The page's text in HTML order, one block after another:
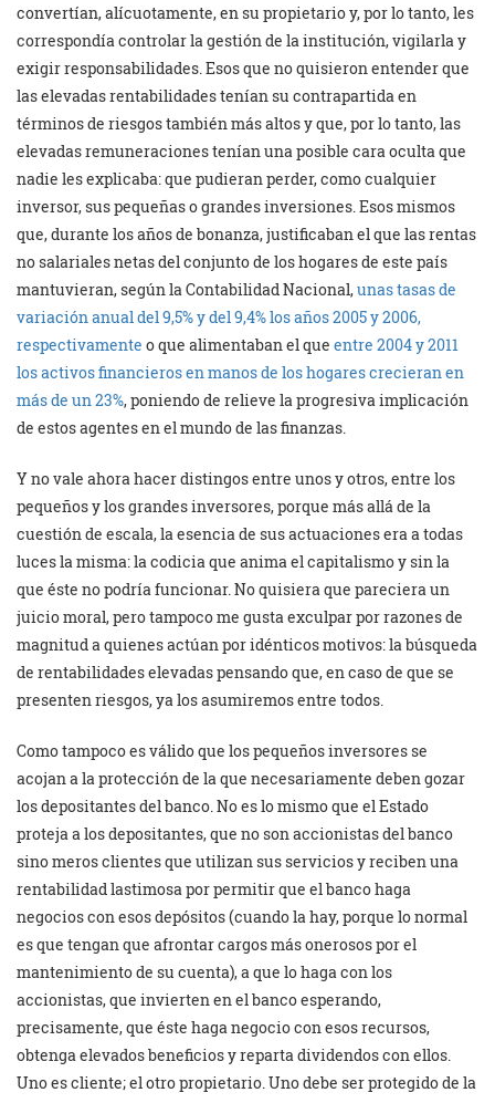
convertían, alícuotamente, en su propietario y, por lo tanto, les
correspondía controlar la gestión de la institución, vigilarla y
exigir responsabilidades. Esos que no quisieron entender que
las elevadas rentabilidades tenían su contrapartida en
términos de riesgos también más altos y que, por lo tanto, las
elevadas remuneraciones tenían una posible cara oculta que
nadie les explicaba: que pudieran perder, como cualquier
inversor, sus pequeñas o grandes inversiones. Esos mismos
que, durante los años de bonanza, justificaban el que las rentas
no salariales netas del conjunto de los hogares de este país
mantuvieran, según la Contabilidad Nacional,unas tasas de
variación anual del 9,5% y del 9,4% los años 2005 y 2006,
respectivamente o que alimentaban el que entre 2004 y 2011
los activos financieros en manos de los hogares crecieran en
más de un 23%, poniendo de relieve la progresiva implicación
de estos agentes en el mundo de las finanzas.
Y no vale ahora hacer distingos entre unos y otros, entre los
pequeños y los grandes inversores, porque más allá de la
cuestión de escala, la esencia de sus actuaciones era a todas
luces la misma: la codicia que anima el capitalismo y sin la
que éste no podría funcionar. No quisiera que pareciera un
juicio moral, pero tampoco me gusta exculpar por razones de
magnitud a quienes actúan por idénticos motivos: la búsqueda
de rentabilidades elevadas pensando que, en caso de que se
presenten riesgos, ya los asumiremos entre todos.
Como tampoco es válido que los pequeños inversores se
acojan a la protección de la que necesariamente deben gozar
los depositantes del banco. No es lo mismo que el Estado
proteja a los depositantes, que no son accionistas del banco
sino meros clientes que utilizan sus servicios y reciben una
rentabilidad lastimosa por permitir que el banco haga
negocios con esos depósitos (cuando la hay, porque lo normal
es que tengan que afrontar cargos más onerosos por el
mantenimiento de su cuenta), a que lo haga con los
accionistas, que invierten en el banco esperando,
precisamente, que éste haga negocio con esos recursos,
obtenga elevados beneficios y reparta dividendos con ellos.
Uno es cliente; el otro propietario. Uno debe ser protegido de la